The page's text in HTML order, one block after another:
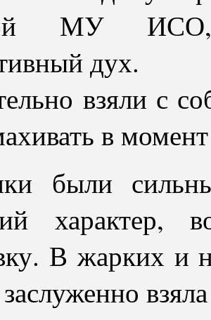
МУ
дух.
взяли с
в
были
В жарких и